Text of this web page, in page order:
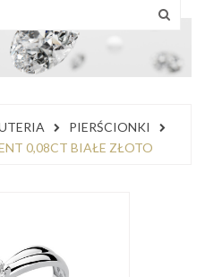
PIERŚCIONKI
0,08CT BIAŁE ZŁOTO